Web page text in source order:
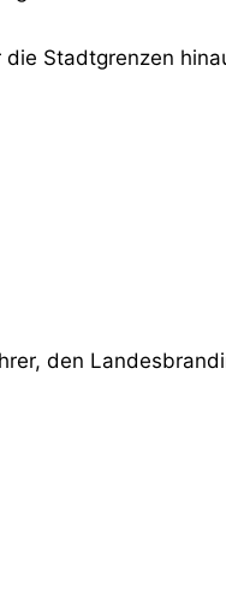
Stadtgrenzen
den